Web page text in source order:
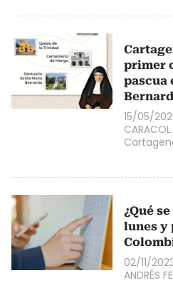
primer
pascua
15/05/
¿Qué
lunes y
02/11/
ANDRÉS